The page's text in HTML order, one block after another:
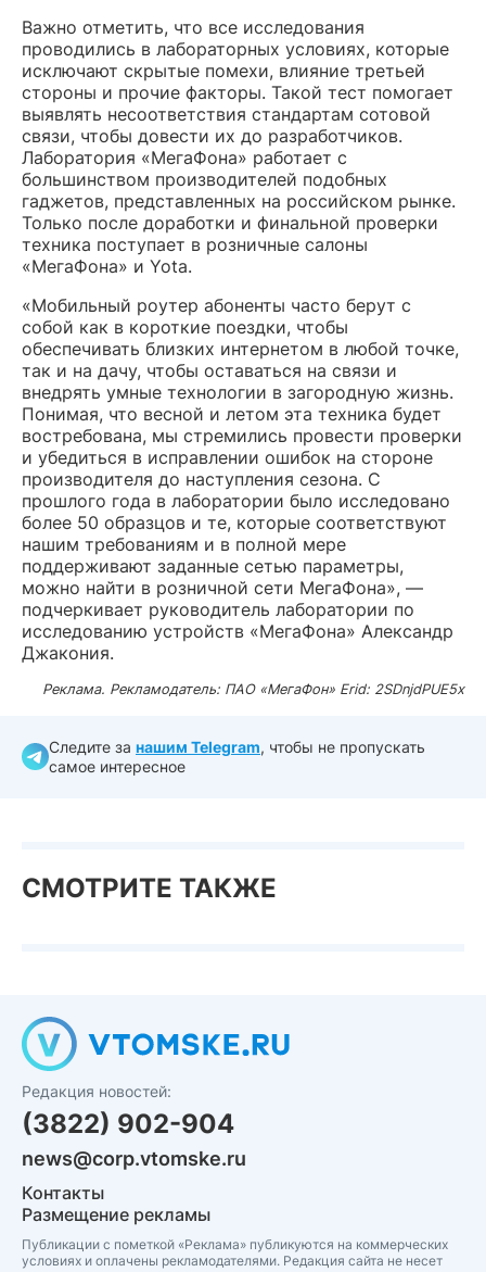
Важно отметить, что все исследования
проводились в лабораторных условиях, которые
исключают скрытые помехи, влияние третьей
стороны и прочие факторы. Такой тест помогает
выявлять несоответствия стандартам сотовой
связи, чтобы довести их до разработчиков.
Лаборатория «МегаФона» работает с
большинством производителей подобных
гаджетов, представленных на российском рынке.
Только после доработки и финальной проверки
техника поступает в розничные салоны
«МегаФона» и Yota.
«Мобильный роутер абоненты часто берут с
собой как в короткие поездки, чтобы
обеспечивать близких интернетом в любой точке,
так и на дачу, чтобы оставаться на связи и
внедрять умные технологии в загородную жизнь.
Понимая, что весной и летом эта техника будет
востребована, мы стремились провести проверки
и убедиться в исправлении ошибок на стороне
производителя до наступления сезона. С
прошлого года в лаборатории было исследовано
более 50 образцов и те, которые соответствуют
нашим требованиям и в полной мере
поддерживают заданные сетью параметры,
можно найти в розничной сети МегаФона», —
подчеркивает руководитель лаборатории по
исследованию устройств «МегаФона» Александр
Джакония.
Реклама. Рекламодатель: ПАО «МегаФон» Erid: 2SDnjdPUE5x
Следите за нашим Telegram, чтобы не пропускать
самое интересное
СМОТРИТЕ ТАКЖЕ
Редакция новостей:
(3822) 902-904
news@corp.vtomske.ru
Контакты
Размещение рекламы
Публикации с пометкой «Реклама» публикуются на коммерческих
условиях и оплачены рекламодателями. Редакция сайта не несет